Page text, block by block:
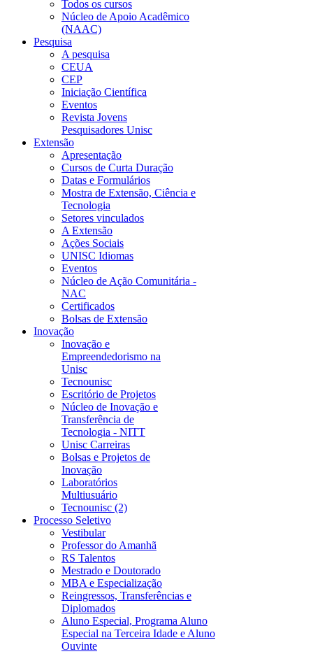
Todos os cursos
Núcleo de Apoio Acadêmico
(NAAC)
Pesquisa
A pesquisa
CEUA
CEP
Iniciação Científica
Eventos
Revista Jovens
Pesquisadores Unisc
Extensão
Apresentação
Cursos de Curta Duração
Datas e Formulários
Mostra de Extensão, Ciência e
Tecnologia
Setores vinculados
A Extensão
Ações Sociais
UNISC Idiomas
Eventos
Núcleo de Ação Comunitária -
NAC
Certificados
Bolsas de Extensão
Inovação
Inovação e
Empreendedorismo na
Unisc
Tecnounisc
Escritório de Projetos
Núcleo de Inovação e
Transferência de
Tecnologia - NITT
Unisc Carreiras
Bolsas e Projetos de
Inovação
Laboratórios
Multiusuário
Tecnounisc (2)
Processo Seletivo
Vestibular
Professor do Amanhã
RS Talentos
Mestrado e Doutorado
MBA e Especialização
Reingressos, Transferências e
Diplomados
Aluno Especial, Programa Aluno
Especial na Terceira Idade e Aluno
Ouvinte